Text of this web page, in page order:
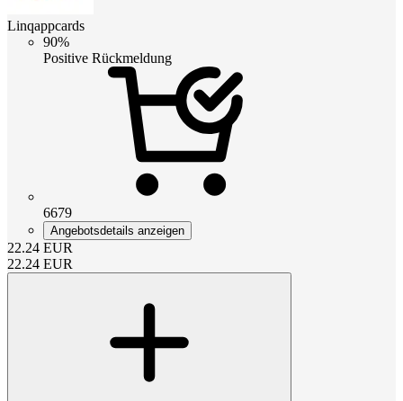
Linqappcards
90%
Positive Rückmeldung
6679
Angebotsdetails anzeigen
22.24 EUR
22.24 EUR